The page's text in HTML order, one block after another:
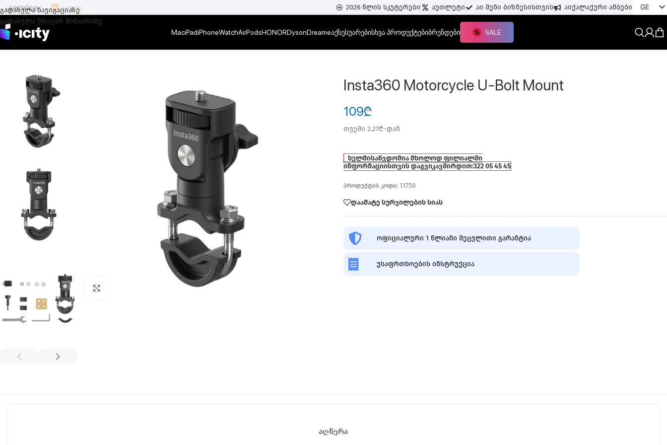
გადასვლა ნავიგაციაზე
გადასვლა მთავარ შინაარსზე
2026 წლის სკუტერები აუთლეტი აი შენი ბიზნესისთვის აიქალაქური ამბები
GE
MaciPadiPhoneWatchAirPodsHONORDysonDreameაქსესუარებისხვა პროდუქტებიბრენდები
SALE
Insta360 Motorcycle U-Bolt Mount
109₾
თვეში 2.27₾-დან
ხელმისაწვდომია მხოლოდ ფილიალში
ინფორმაციისთვის დაგვიკავშირდით:322 05 45 45
პროდუქტის კოდი: 11750
დაამატე სურვილების სიას
ოფიციალური 1 წლიანი შეცვლითი გარანტია
უსაფრთხოების ინსტრუქცია
ᲐᲦᲬᲔᲠᲐ